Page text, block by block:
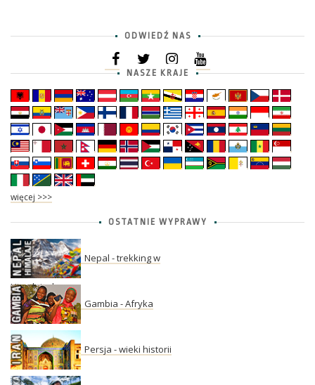
ODWIEDŹ NAS
NASZE KRAJE
więcej >>>
OSTATNIE WYPRAWY
Nepal - trekking w
Himalajach
Gambia - Afryka
Persja - wieki historii